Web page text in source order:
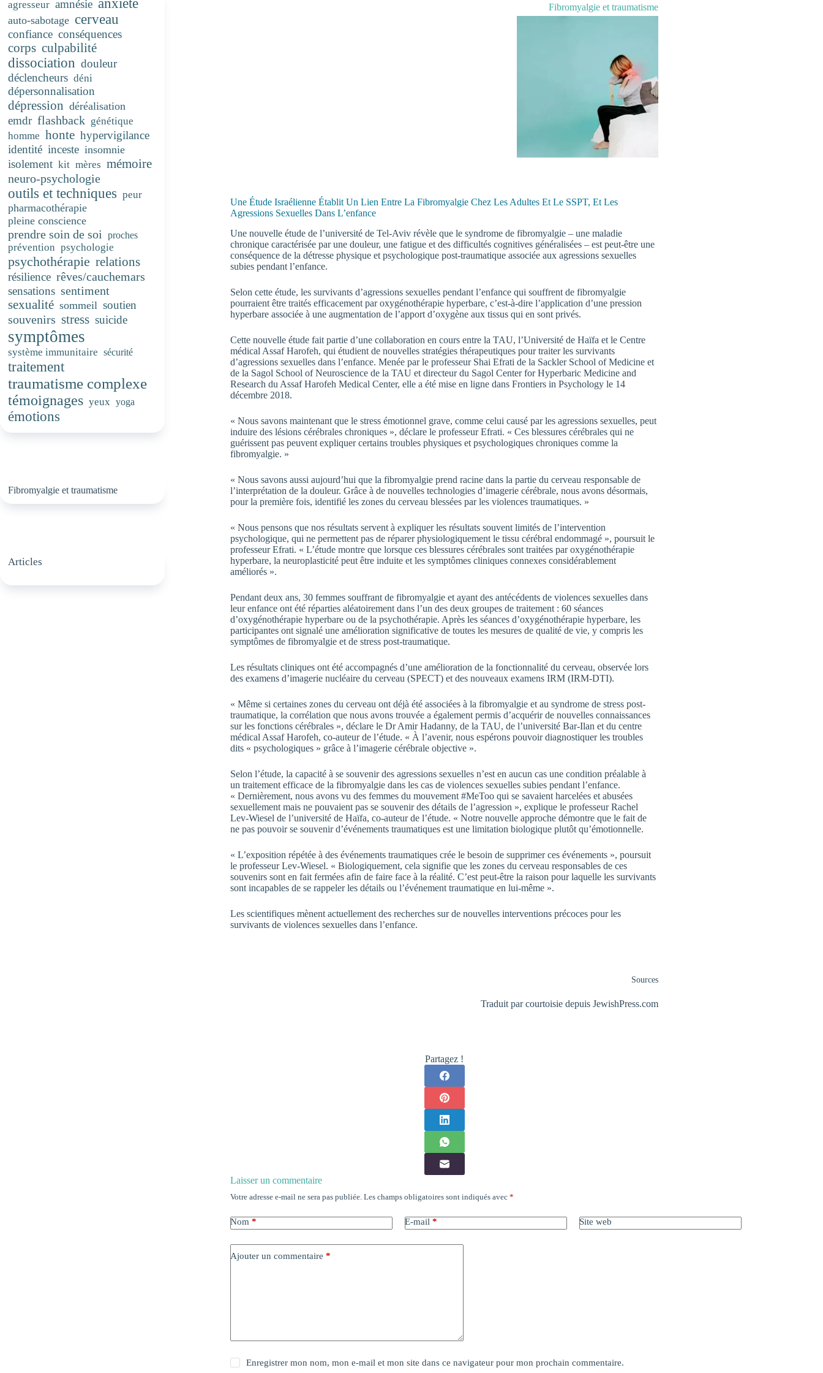
Fibromyalgie et traumatisme
Une Étude Israélienne Établit Un Lien Entre La Fibromyalgie Chez Les Adultes Et Le SSPT, Et Les
Agressions Sexuelles Dans L’enfance
Une nouvelle étude de l’université de Tel-Aviv révèle que le syndrome de fibromyalgie – une maladie
chronique caractérisée par une douleur, une fatigue et des difficultés cognitives généralisées – est peut-être une
conséquence de la détresse physique et psychologique post-traumatique associée aux agressions sexuelles
subies pendant l’enfance.
Selon cette étude, les survivants d’agressions sexuelles pendant l’enfance qui souffrent de fibromyalgie
pourraient être traités efficacement par oxygénothérapie hyperbare, c’est-à-dire l’application d’une pression
hyperbare associée à une augmentation de l’apport d’oxygène aux tissus qui en sont privés.
Cette nouvelle étude fait partie d’une collaboration en cours entre la TAU, l’Université de Haïfa et le Centre
médical Assaf Harofeh, qui étudient de nouvelles stratégies thérapeutiques pour traiter les survivants
d’agressions sexuelles dans l’enfance. Menée par le professeur Shai Efrati de la Sackler School of Medicine et
de la Sagol School of Neuroscience de la TAU et directeur du Sagol Center for Hyperbaric Medicine and
Research du Assaf Harofeh Medical Center, elle a été mise en ligne dans Frontiers in Psychology le 14
décembre 2018.
« Nous savons maintenant que le stress émotionnel grave, comme celui causé par les agressions sexuelles, peut
induire des lésions cérébrales chroniques », déclare le professeur Efrati. « Ces blessures cérébrales qui ne
guérissent pas peuvent expliquer certains troubles physiques et psychologiques chroniques comme la
fibromyalgie. »
« Nous savons aussi aujourd’hui que la fibromyalgie prend racine dans la partie du cerveau responsable de
l’interprétation de la douleur. Grâce à de nouvelles technologies d’imagerie cérébrale, nous avons désormais,
pour la première fois, identifié les zones du cerveau blessées par les violences traumatiques. »
« Nous pensons que nos résultats servent à expliquer les résultats souvent limités de l’intervention
psychologique, qui ne permettent pas de réparer physiologiquement le tissu cérébral endommagé », poursuit le
professeur Efrati. « L’étude montre que lorsque ces blessures cérébrales sont traitées par oxygénothérapie
hyperbare, la neuroplasticité peut être induite et les symptômes cliniques connexes considérablement
améliorés ».
Pendant deux ans, 30 femmes souffrant de fibromyalgie et ayant des antécédents de violences sexuelles dans
leur enfance ont été réparties aléatoirement dans l’un des deux groupes de traitement : 60 séances
d’oxygénothérapie hyperbare ou de la psychothérapie. Après les séances d’oxygénothérapie hyperbare, les
participantes ont signalé une amélioration significative de toutes les mesures de qualité de vie, y compris les
symptômes de fibromyalgie et de stress post-traumatique.
Les résultats cliniques ont été accompagnés d’une amélioration de la fonctionnalité du cerveau, observée lors
des examens d’imagerie nucléaire du cerveau (SPECT) et des nouveaux examens IRM (IRM-DTI).
« Même si certaines zones du cerveau ont déjà été associées à la fibromyalgie et au syndrome de stress post-
traumatique, la corrélation que nous avons trouvée a également permis d’acquérir de nouvelles connaissances
sur les fonctions cérébrales », déclare le Dr Amir Hadanny, de la TAU, de l’université Bar-Ilan et du centre
médical Assaf Harofeh, co-auteur de l’étude. « À l’avenir, nous espérons pouvoir diagnostiquer les troubles
dits « psychologiques » grâce à l’imagerie cérébrale objective ».
Selon l’étude, la capacité à se souvenir des agressions sexuelles n’est en aucun cas une condition préalable à
un traitement efficace de la fibromyalgie dans les cas de violences sexuelles subies pendant l’enfance.
« Dernièrement, nous avons vu des femmes du mouvement#MeToo qui se savaient harcelées et abusées
sexuellement mais ne pouvaient pas se souvenir des détails de l’agression », explique le professeur Rachel
Lev-Wiesel de l’université de Haïfa, co-auteur de l’étude. « Notre nouvelle approche démontre que le fait de
ne pas pouvoir se souvenir d’événements traumatiques est une limitation biologique plutôt qu’émotionnelle.
« L’exposition répétée à des événements traumatiques crée le besoin de supprimer ces événements », poursuit
le professeur Lev-Wiesel. « Biologiquement, cela signifie que les zones du cerveau responsables de ces
souvenirs sont en fait fermées afin de faire face à la réalité. C’est peut-être la raison pour laquelle les survivants
sont incapables de se rappeler les détails ou l’événement traumatique en lui-même ».
Les scientifiques mènent actuellement des recherches sur de nouvelles interventions précoces pour les
survivants de violences sexuelles dans l’enfance.
Sources
Traduit par courtoisie depuisJewishPress.com
Partagez !
Laisser un commentaire
Votre adresse e-mail ne sera pas publiée. Les champs obligatoires sont indiqués avec*
Nom * E-mail * Site web
Ajouter un commentaire *
Enregistrer mon nom, mon e-mail et mon site dans ce navigateur pour mon prochain commentaire.
agresseur amnésie anxiété
auto-sabotage cerveau
confiance conséquences
corps culpabilité
dissociation douleur
déclencheurs déni
dépersonnalisation
dépression déréalisation
emdr flashback génétique
homme honte hypervigilance
identité inceste insomnie
isolement kit mères mémoire
neuro-psychologie
outils et techniques peur
pharmacothérapie
pleine conscience
prendre soin de soi proches
prévention psychologie
psychothérapie relations
résilience rêves/cauchemars
sensations sentiment
sexualité sommeil soutien
souvenirs stress suicide
symptômes
système immunitaire sécurité
traitement
traumatisme complexe
témoignages yeux yoga
émotions
Fibromyalgie et traumatisme
Articles